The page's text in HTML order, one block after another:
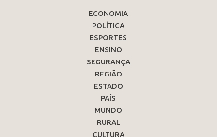
ECONOMIA
POLÍTICA
ESPORTES
ENSINO
SEGURANÇA
REGIÃO
ESTADO
PAÍS
MUNDO
RURAL
CULTURA